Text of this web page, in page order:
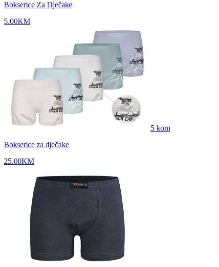
Bokserice Za Dječake
5.00KM
5 kom
Bokserice za dječake
25.00KM